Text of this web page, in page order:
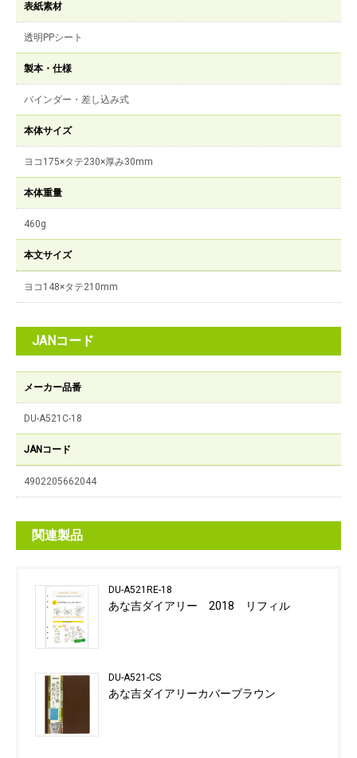
表紙素材
透明PPシート
製本・仕様
バインダー・差し込み式
本体サイズ
ヨコ175×タテ230×厚み30mm
本体重量
460g
本文サイズ
ヨコ148×タテ210mm
JANコード
メーカー品番
DU-A521C-18
JANコード
4902205662044
関連製品
DU-A521RE-18
あな吉ダイアリー 2018 リフィル
DU-A521-CS
あな吉ダイアリーカバーブラウン